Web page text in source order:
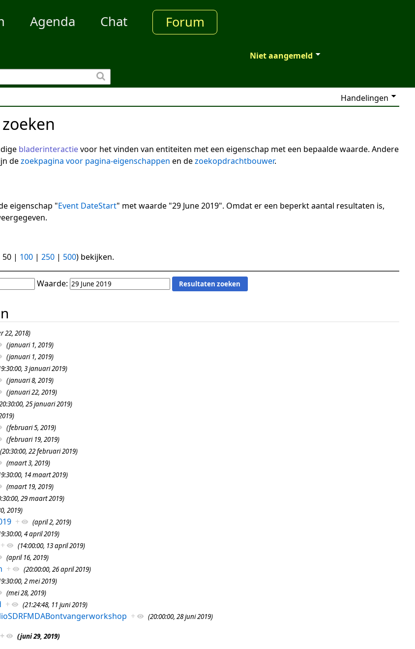
Agenda Chat Forum
Niet aangemeld
Handelingen
bladerinteractievoor het vinden van entiteiten met een eigenschap met een bepaalde waarde. Andere
dezoekpagina voor pagina-eigenschappen en dezoekopdrachtbouwer.
eigenschap "Event DateStart" met waarde "29 June 2019". Omdat er een beperkt aantal resultaten is,
50 | 100 | 250 | 500) bekijken.
Waarde:
22, 2018)
(januari 1, 2019)
(januari 1, 2019)
3 januari 2019)
(januari 8, 2019)
(januari 22, 2019)
25 januari 2019)
(februari 5, 2019)
(februari 19, 2019)
(20:30:00, 22 februari 2019)
(maart 3, 2019)
14 maart 2019)
(maart 19, 2019)
29 maart 2019)
2019)
+ (april 2, 2019)
4 april 2019)
+ (14:00:00, 13 april 2019)
(april 16, 2019)
+ (20:00:00, 26 april 2019)
2 mei 2019)
(mei 28, 2019)
+ (21:24:48, 11 juni 2019)
+ (20:00:00, 28 juni 2019)
+ (juni 29, 2019)